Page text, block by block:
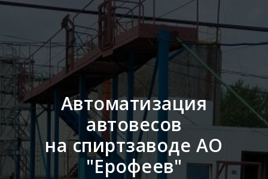
Автоматизация
автовесов
на спиртзаводе АО
"Ерофеев"